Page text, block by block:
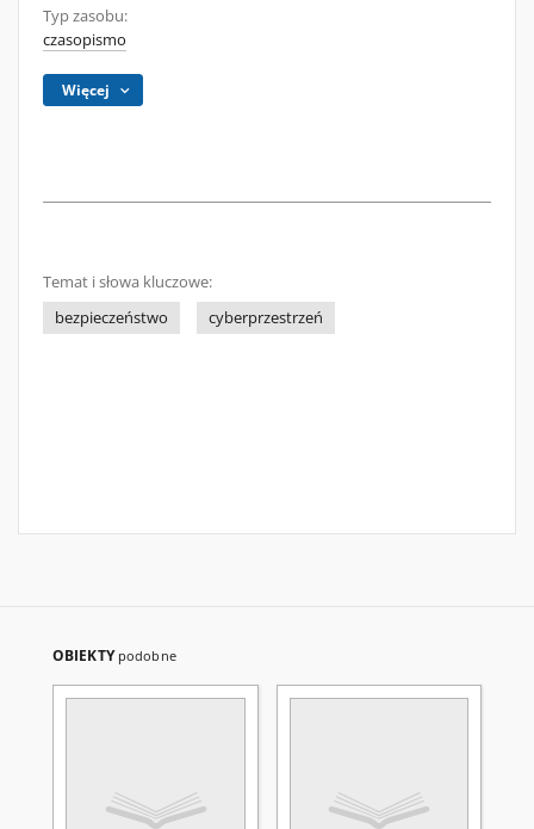
Typ zasobu:
czasopismo
Więcej
Temat i słowa kluczowe:
bezpieczeństwo
cyberprzestrzeń
OBIEKTY podobne